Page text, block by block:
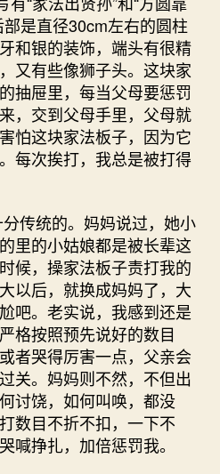
是直径30cm左右的圆柱
和银的装饰，端头有很精
又有些像狮子头。这块家
抽屉里，每当父母要惩罚
，交到父母手里，父母就
怕这块家法板子，因为它
每次挨打，我总是被打得
传统的。妈妈说过，她小
里的小姑娘都是被长辈这
候，操家法板子责打我的
以后，就换成妈妈了，大
吧。老实说，我感到还是
格按照预先说好的数目
者哭得厉害一点，父亲会
关。妈妈则不然，不但出
讨饶，如何叫唤，都没
数目不折不扣，一下不
喊挣扎，加倍惩罚我。